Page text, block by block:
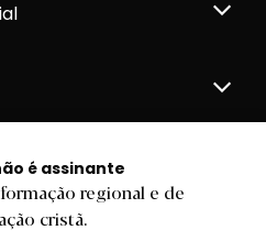
é assinante
regional e de
cristã.